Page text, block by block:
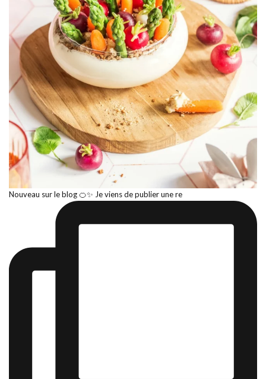
Nouveau sur le blog 🍊✨ Je viens de publier une re